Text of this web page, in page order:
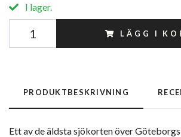
I lager.
LÄGG I
PRODUKTBESKRIVNING
Ett av de äldsta sjökorten över